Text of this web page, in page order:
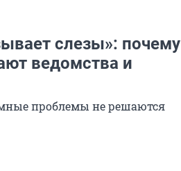
слезы»: почему
ведомства и
проблемы не решаются